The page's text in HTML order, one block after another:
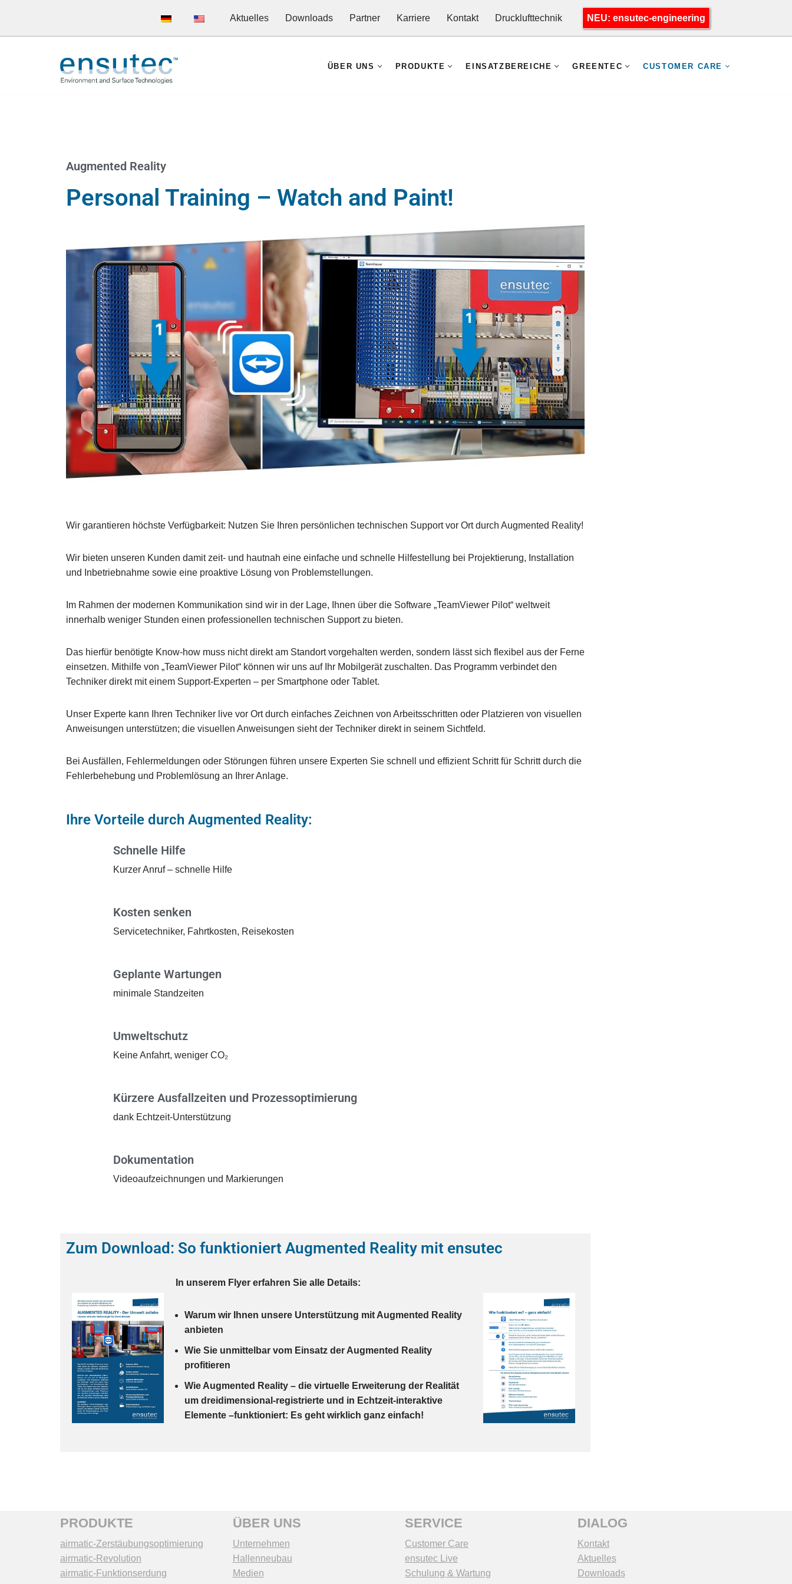
Aktuelles Downloads Partner Karriere Kontakt Drucklufttechnik NEU: ensutec-engineering
ÜBER UNS PRODUKTE EINSATZBEREICHE GREENTEC CUSTOMER CARE
Augmented Reality
Personal Training – Watch and Paint!
Wir garantieren höchste Verfügbarkeit: Nutzen Sie Ihren persönlichen technischen Support vor Ort durch Augmented Reality!
Wir bieten unseren Kunden damit zeit- und hautnah eine einfache und schnelle Hilfestellung bei Projektierung, Installation
und Inbetriebnahme sowie eine proaktive Lösung von Problemstellungen.
Im Rahmen der modernen Kommunikation sind wir in der Lage, Ihnen über die Software „TeamViewer Pilot“ weltweit
innerhalb weniger Stunden einen professionellen technischen Support zu bieten.
Das hierfür benötigte Know-how muss nicht direkt am Standort vorgehalten werden, sondern lässt sich flexibel aus der Ferne
einsetzen. Mithilfe von „TeamViewer Pilot“ können wir uns auf Ihr Mobilgerät zuschalten. Das Programm verbindet den
Techniker direkt mit einem Support-Experten – per Smartphone oder Tablet.
Unser Experte kann Ihren Techniker live vor Ort durch einfaches Zeichnen von Arbeitsschritten oder Platzieren von visuellen
Anweisungen unterstützen; die visuellen Anweisungen sieht der Techniker direkt in seinem Sichtfeld.
Bei Ausfällen, Fehlermeldungen oder Störungen führen unsere Experten Sie schnell und effizient Schritt für Schritt durch die
Fehlerbehebung und Problemlösung an Ihrer Anlage.
Ihre Vorteile durch Augmented Reality:
Schnelle Hilfe
Kurzer Anruf – schnelle Hilfe
Kosten senken
Servicetechniker, Fahrtkosten, Reisekosten
Geplante Wartungen
minimale Standzeiten
Umweltschutz
Keine Anfahrt, weniger CO₂
Kürzere Ausfallzeiten und Prozessoptimierung
dank Echtzeit-Unterstützung
Dokumentation
Videoaufzeichnungen und Markierungen
Zum Download: So funktioniert Augmented Reality mit ensutec
In unserem Flyer erfahren Sie alle Details:
Warum wir Ihnen unsere Unterstützung mit Augmented Reality
anbieten
Wie Sie unmittelbar vom Einsatz der Augmented Reality
profitieren
Wie Augmented Reality – die virtuelle Erweiterung der Realität
um dreidimensional-registrierte und in Echtzeit-interaktive
Elemente –funktioniert: Es geht wirklich ganz einfach!
PRODUKTE
airmatic-Zerstäubungsoptimierung
airmatic-Revolution
airmatic-Funktionserdung
ÜBER UNS
Unternehmen
Hallenneubau
Medien
SERVICE
Customer Care
ensutec Live
Schulung & Wartung
DIALOG
Kontakt
Aktuelles
Downloads